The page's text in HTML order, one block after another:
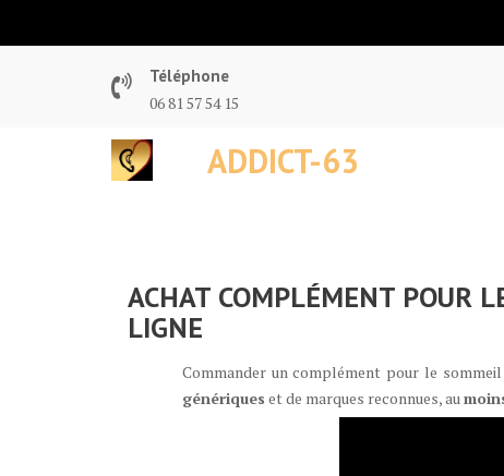
Téléphone
06 81 57 54 15
ADDICT-63
ACHAT COMPLÉMENT POUR
LIGNE
Commander un complément pour le
génériques et de marques reconnues, au